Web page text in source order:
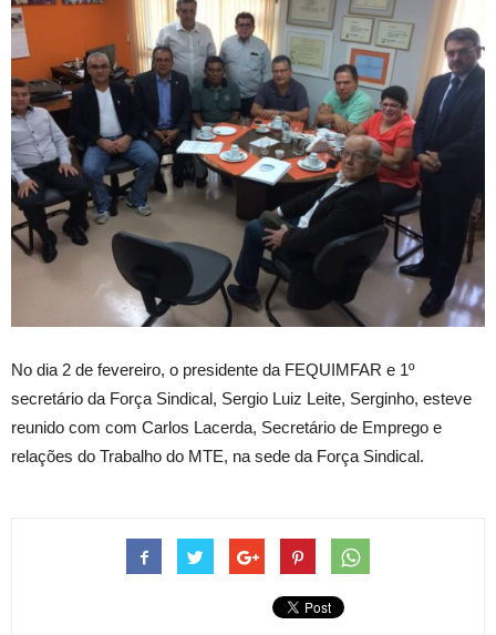
No dia 2 de fevereiro, o presidente da FEQUIMFAR e 1º
secretário da Força Sindical, Sergio Luiz Leite, Serginho, esteve
reunido com com Carlos Lacerda, Secretário de Emprego e
relações do Trabalho do MTE, na sede da Força Sindical.